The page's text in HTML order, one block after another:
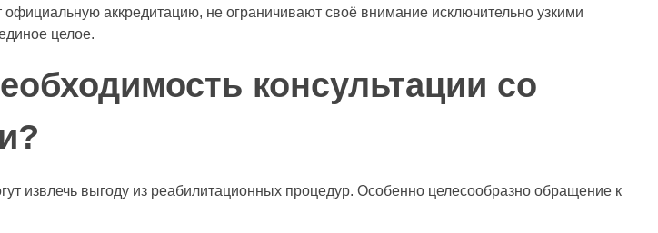
аккредитацию, не ограничивают своё внимание исключительно узкими
целое.
консультации со
извлечь выгоду из реабилитационных процедур. Особенно целесообразно обращение к